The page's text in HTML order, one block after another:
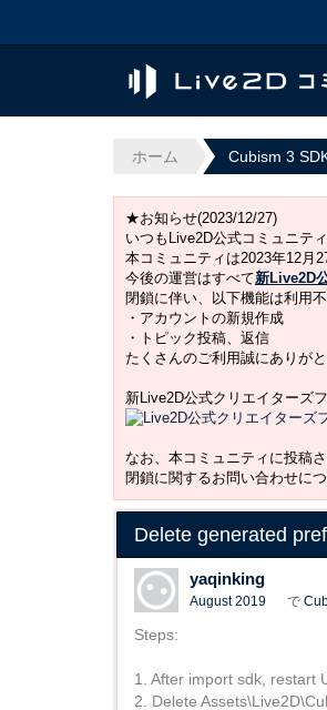
ホーム Cubism 3
★お知らせ(2023/12/27)
いつもLive2D公式コミュニテ
本コミュニティは2023年12月
今後の運営はすべて新Live2D
閉鎖に伴い、以下機能は利用不
・アカウントの新規作成
・トピック投稿、返信
たくさんのご利用誠にありが
新Live2D公式クリエイターズ
なお、本コミュニティに投稿
閉鎖に関するお問い合わせに
Delete generated
yaqinking
August 2019 で
Steps:
1. After import sdk, restart
2. Delete